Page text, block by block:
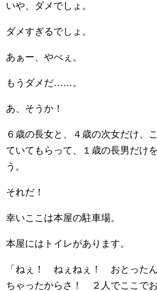
いや、ダメでしょ。
ダメすぎるでしょ。
あぁー、やべぇ。
もうダメだ……。
あ、そうか！
６歳の長女と、４歳の次女だけ、
ていてもらって、１歳の長男だけ
う。
それだ！
幸いここは本屋の駐車場。
本屋にはトイレがあります。
「ねぇ！ ねぇねぇ！ おとった
ちゃったからさ！ ２人でここで